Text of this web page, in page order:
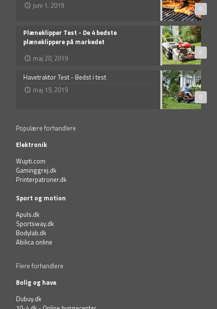
0
juni 1, 2019
0
Plæneklipper Test - De 4 bedste
plæneklippere på markedet
maj 20, 2019
0
Havetraktor Test - Bedst i test
maj 19, 2019
Populære forhandlere
Elektronik
Wupti.com
Gaminggrej.dk
Printerpatroner.dk
Sport og motion
Apuls.dk
Sportsway.dk
Bodylab.dk
Abilica online
Flere forhandlere
Bolig og have
Dubuy.dk